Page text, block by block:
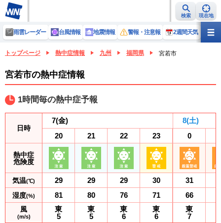
検索 現在地
雨雲レーダー 台風情報 地震情報 警報・注意報 2週間天気 ラ
トップページ 熱中症情報 九州 福岡県 宮若市
宮若市の熱中症情報
1時間毎の熱中症予報
日時
熱中症
危険度
気温(℃)
湿度(%)
風
(m/s)
7(金)
20
29
81
東
5
21
29
80
東
5
22
29
76
東
6
23
30
71
東
6
8(土)
0
31
66
東
7